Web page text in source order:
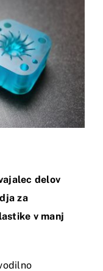
delov
za
v manj